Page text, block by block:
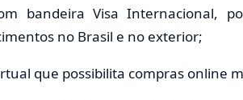
bandeira Visa Internacional,
no Brasil e no exterior;
que possibilita compras online